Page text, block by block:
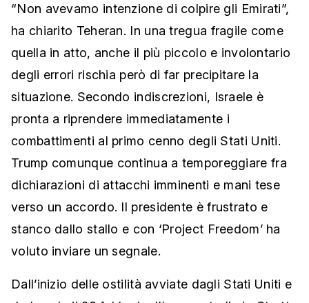
“Non avevamo intenzione di colpire gli Emirati”,
ha chiarito Teheran. In una tregua fragile come
quella in atto, anche il più piccolo e involontario
degli errori rischia però di far precipitare la
situazione. Secondo indiscrezioni, Israele è
pronta a riprendere immediatamente i
combattimenti al primo cenno degli Stati Uniti.
Trump comunque continua a temporeggiare fra
dichiarazioni di attacchi imminenti e mani tese
verso un accordo. Il presidente è frustrato e
stanco dallo stallo e con ‘Project Freedom’ ha
voluto inviare un segnale.
Dall’inizio delle ostilità avviate dagli Stati Uniti e